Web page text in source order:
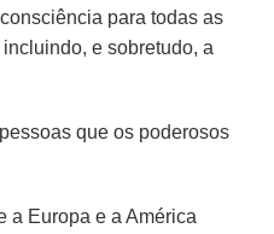
para todas as
e sobretudo, a
que os poderosos
a Europa e a América